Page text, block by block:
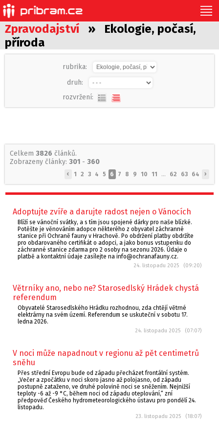
Zpravodajství » Ekologie, počasí,
příroda
rubrika:
druh:
rozvržení:
Celkem 3826 článků.
Zobrazeny články: 301 - 360
‹ 1 2 3 4 5 6 7 8 9 10 11 ... 62 63 64 ›
Adoptujte zvíře a darujte radost nejen o Vánocích
Blíží se vánoční svátky, a s tím jsou spojené dárky pro naše blízké.
Potěšte je věnováním adopce některého z obyvatel záchranné
stanice při Ochraně fauny v Hrachově. Po obdržení platby obdržíte
pro obdarovaného certifikát o adopci, a jako bonus vstupenku do
záchranné stanice zdarma pro 2 osoby na sezonu 2026. Údaje o
platbě a kontaktní údaje zasílejte na info@ochranafauny.cz.
24. listopadu 2025 (09:20)
Větrníky ano, nebo ne? Starosedlský Hrádek chystá
referendum
Obyvatelé Starosedlského Hrádku rozhodnou, zda chtějí větrné
elektrárny na svém území. Referendum se uskuteční v sobotu 17.
ledna 2026.
24. listopadu 2025 (07:07)
V noci může napadnout v regionu až pět centimetrů
sněhu
Přes střední Evropu bude od západu přecházet frontální systém.
„Večer a zpočátku v noci skoro jasno až polojasno, od západu
postupně zataženo, ve druhé polovině noci se sněžením. Nejnižší
teploty -6 až -9 °C, během noci od západu oteplování,“ zní
předpověď Českého hydrometeorologického ústavu pro pondělí 24.
listopadu.
23. listopadu 2025 (18:07)